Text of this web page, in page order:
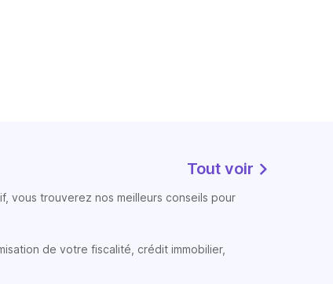
Tout voir
vous trouverez nos meilleurs conseils pour
de votre fiscalité, crédit immobilier,